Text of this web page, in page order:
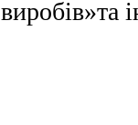
виробів»та